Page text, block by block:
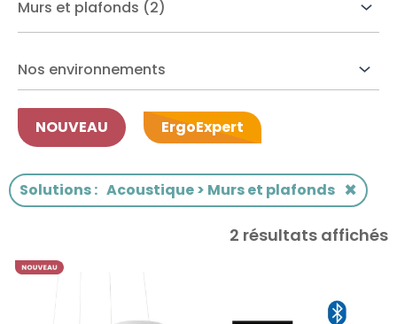
NOUVEAU
Nos environnements
ErgoExpert
Solutions: Acoustique > Murs et plafonds ×
2 résultats affichés